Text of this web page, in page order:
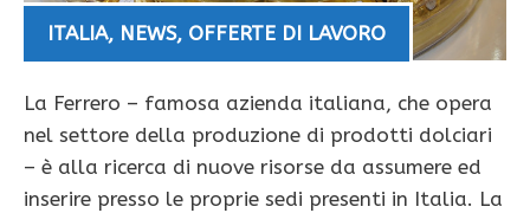
ITALIA, NEWS, OFFERTE DI LAVORO
La Ferrero – famosa azienda italiana, che opera
nel settore della produzione di prodotti dolciari
– è alla ricerca di nuove risorse da assumere ed
inserire presso le proprie sedi presenti in Italia. La